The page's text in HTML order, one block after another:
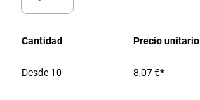
Cantidad Precio unitario
Desde 10 8,07 €*